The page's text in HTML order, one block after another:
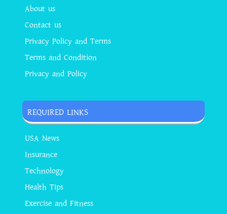
About us
Contact us
Privacy Policy and Terms
Terms and Condition
Privacy and Policy
REQUIRED LINKS
USA News
Insurance
Technology
Health Tips
Exercise and Fitness